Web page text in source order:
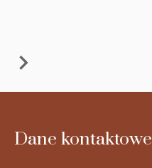
Dane kontaktowe